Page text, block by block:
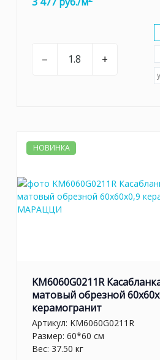
– +
НОВИНКА
KM6060G0211R
матовый обрезной
керамогранит
Артикул: KM6060G0211R
Размер: 60*60 см
Вес: 37.50 кг